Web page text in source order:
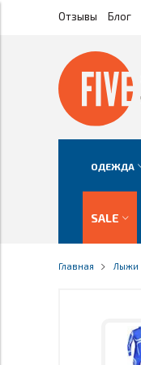
Отзывы Блог
ОДЕЖДА
SALE
Главная Лыжи